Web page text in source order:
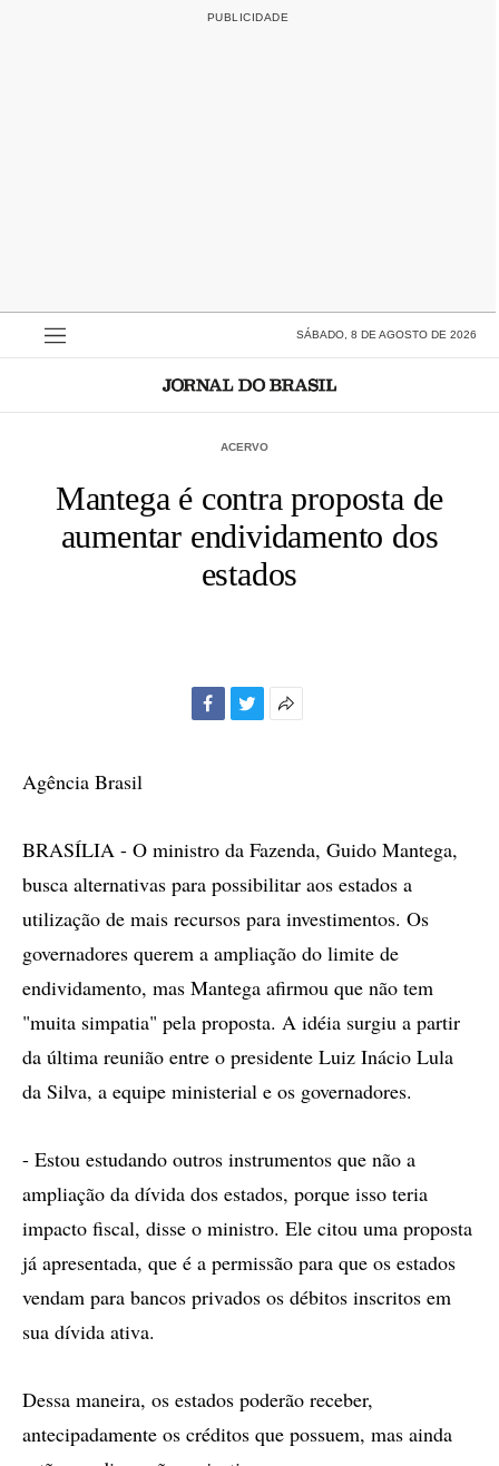
SÁBADO, 8 DE AGOSTO DE 2026
ACERVO
Mantega é contra proposta de
aumentar endividamento dos
estados
Agência Brasil
BRASÍLIA - O ministro da Fazenda, Guido Mantega,
busca alternativas para possibilitar aos estados a
utilização de mais recursos para investimentos. Os
governadores querem a ampliação do limite de
endividamento, mas Mantega afirmou que não tem
"muita simpatia" pela proposta. A idéia surgiu a partir
da última reunião entre o presidente Luiz Inácio Lula
da Silva, a equipe ministerial e os governadores.
- Estou estudando outros instrumentos que não a
ampliação da dívida dos estados, porque isso teria
impacto fiscal, disse o ministro. Ele citou uma proposta
já apresentada, que é a permissão para que os estados
vendam para bancos privados os débitos inscritos em
sua dívida ativa.
Dessa maneira, os estados poderão receber,
antecipadamente os créditos que possuem, mas ainda